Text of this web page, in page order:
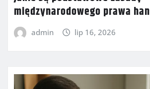
międzynarodowego prawa
admin lip 16, 2026